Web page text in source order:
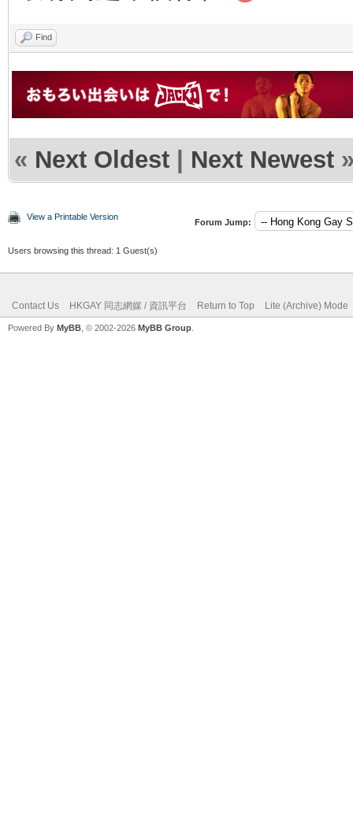
Find
« Next Oldest | Next Newest
View a Printable Version
Forum Jump:
Users browsing this thread: 1 Guest(s)
Contact Us HKGAY 同志網媒 / 資訊平台 Return to Top Lite (Archive) Mode
Powered By MyBB , © 2002-2026 MyBB Group